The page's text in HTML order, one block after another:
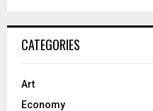
CATEGORIES
Art
Economy